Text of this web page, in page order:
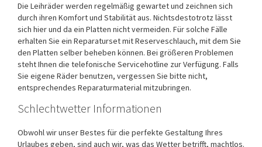
Die Leihräder werden regelmäßig gewartet und zeichnen sich
durch ihren Komfort und Stabilität aus. Nichtsdestotrotz lässt
sich hier und da ein Platten nicht vermeiden. Für solche Fälle
erhalten Sie ein Reparaturset mit Reserveschlauch, mit dem Sie
den Platten selber beheben können. Bei größeren Problemen
steht Ihnen die telefonische Servicehotline zur Verfügung. Falls
Sie eigene Räder benutzen, vergessen Sie bitte nicht,
entsprechendes Reparaturmaterial mitzubringen.
Schlechtwetter Informationen
Obwohl wir unser Bestes für die perfekte Gestaltung Ihres
Urlaubes geben, sind auch wir, was das Wetter betrifft, machtlos.